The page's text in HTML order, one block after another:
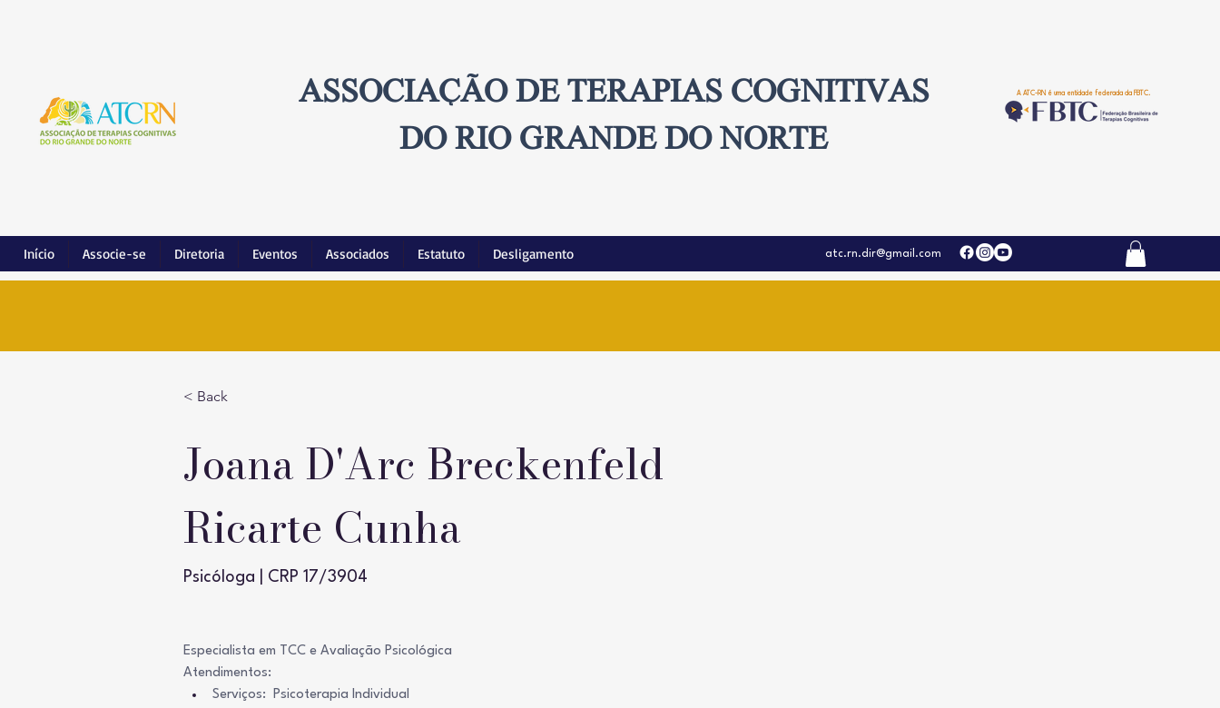
ASSOCIAÇÃO DE TERAPIAS COGNITIVAS
DO RIO GRANDE DO NORTE
A ATC-RN é uma entidade federada da FBTC.
Início Associe-se Diretoria Eventos Associados Estatuto Desligamento atc.rn.dir@gmail.com
< Back
Joana D'Arc Breckenfeld
Ricarte Cunha
Psicóloga | CRP 17/3904
Especialista em TCC e Avaliação Psicológica
Atendimentos:
Serviços:  Psicoterapia Individual